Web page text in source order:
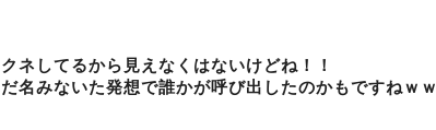
ネしてるから見えなくはないけどね！！
名みないた発想で誰かが呼び出したのかもですねｗｗ